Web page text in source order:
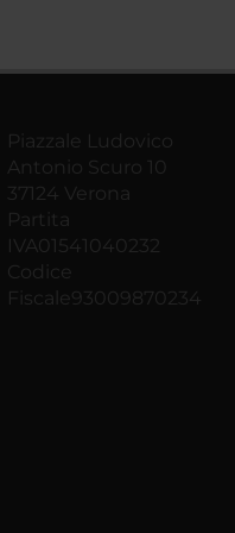
Piazzale Ludovico
Antonio Scuro 10
37124 Verona
Partita
IVA01541040232
Codice
Fiscale93009870234